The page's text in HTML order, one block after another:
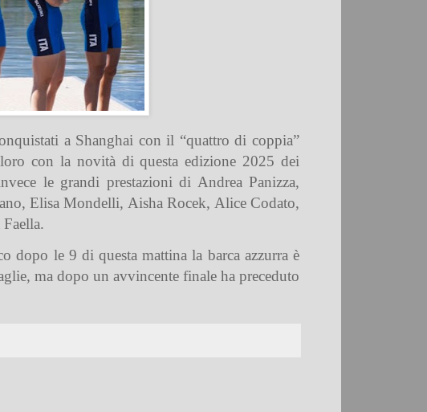
a Shanghai con il “quattro di coppia”
con la novità di questa edizione 2025 dei
le grandi prestazioni di Andrea Panizza,
Elisa Mondelli, Aisha Rocek, Alice Codato,
dopo le 9 di questa mattina la barca azzurra è
ma dopo un avvincente finale ha preceduto